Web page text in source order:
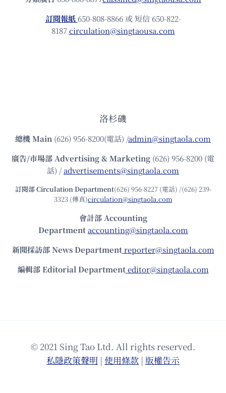
訂閱報紙 650-808-8866 或 短信 650-822-
8187circulation@singtaousa.com
洛杉磯
總機Main (626) 956-8200(電話) /admin@singtaola.com
廣告/市場部Advertising & Marketing (626) 956-8200 (電
話) /advertisements@singtaola.com
訂閱部 Circulation Department(626) 956-8227 (電話) /(626) 239-
3323 (傳真)circulation@singtaola.com
會計部 Accounting
Department accounting@singtaola.com
新聞採訪部 News Department reporter@singtaola.com
編輯部 Editorial Department editor@singtaola.com
© 2021 Sing Tao Ltd. All rights reserved.
私隱政策聲明 | 使⽤條款 | 版權告⽰